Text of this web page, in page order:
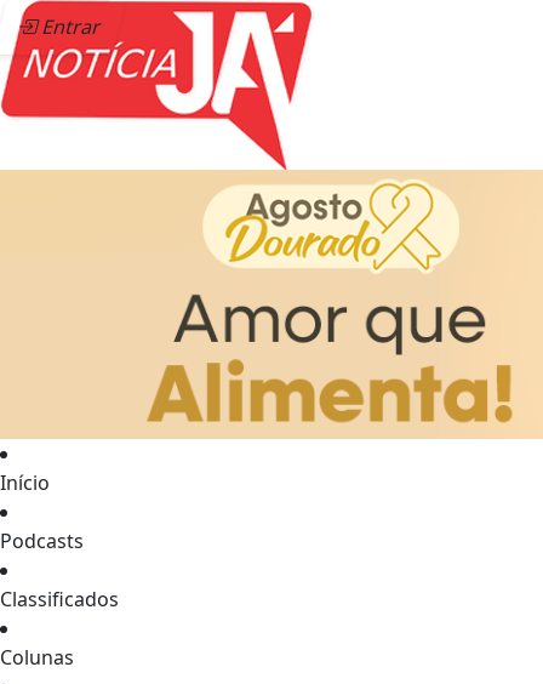
Entrar
Início
Podcasts
Classificados
Colunas